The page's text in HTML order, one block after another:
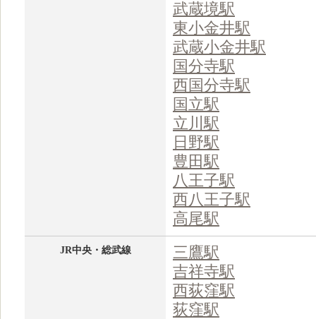
武蔵境駅
東小金井駅
武蔵小金井駅
国分寺駅
西国分寺駅
国立駅
立川駅
日野駅
豊田駅
八王子駅
西八王子駅
高尾駅
JR中央・総武線
三鷹駅
吉祥寺駅
西荻窪駅
荻窪駅